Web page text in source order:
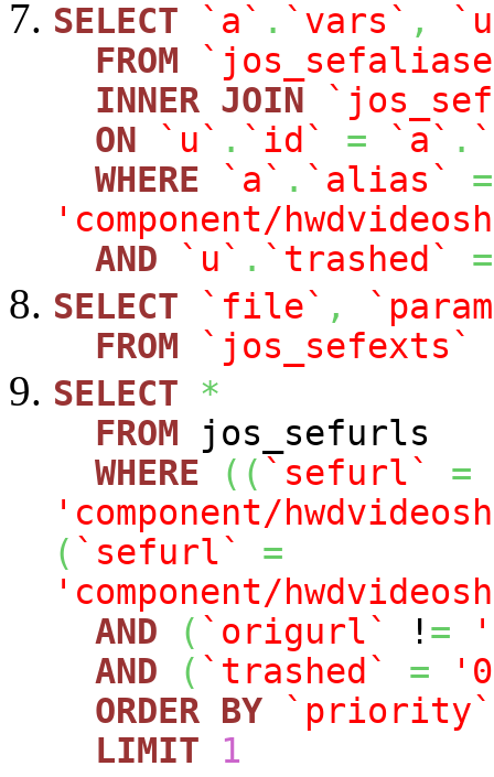
SELECT
`a` . `vars` ,
FROM
INNER JOIN
ON
`u` . `id` = `a` .
WHERE
`a` . `alias`
=
'component/
AND
`u` . `trashed`
=
SELECT
`file` ,
FROM
`jos_sefexts`
SELECT
*
FROM jos_sefurls
WHERE
( ( `sefurl`
=
'component/
( `sefurl`
=
'component/
AND
( `origurl` ! =
AND
( `trashed` =
ORDER BY
`priority`
LIMIT
1